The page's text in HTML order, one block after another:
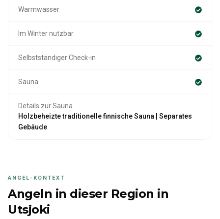
Warmwasser
Im Winter nutzbar
Selbstständiger Check-in
Sauna
Details zur Sauna
Holzbeheizte traditionelle finnische Sauna | Separates
Gebäude
ANGEL-KONTEXT
Angeln in dieser Region in
Utsjoki